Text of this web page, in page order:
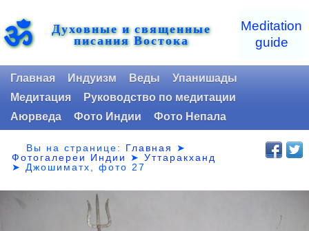
ॐ Духовные и священные
писания Востока
Meditation
guide
Главная Индуизм Веды
Упанишады
Медитация
Руководство по медитации
Аюрведа
Фото Индии Фото Непала
Вы на странице: Главная
➤
Фотогалереи Индии
➤Уттаракханд
➤ Джошиматх, фото 27